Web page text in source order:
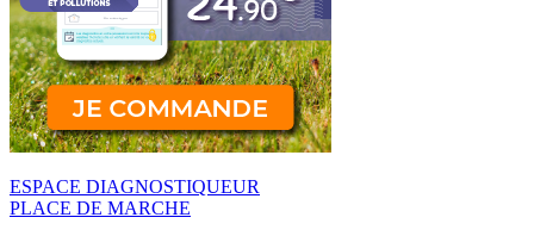
ESPACE DIAGNOSTIQUEUR
PLACE DE MARCHE